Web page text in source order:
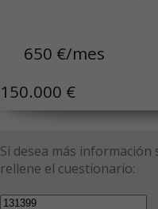
650 €/mes
150.000 €
Si desea más
rellene el cuestionario: